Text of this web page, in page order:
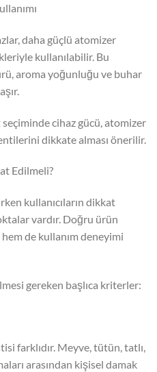
daha güçlü atomizer
kullanılabilir. Bu
aroma yoğunluğu ve buhar
seçiminde cihaz gücü, atomizer
dikkate alması önerilir.
Edilmeli?
kullanıcıların dikkat
vardır. Doğru ürün
de kullanım deneyimi
gereken başlıca kriterler:
farklıdır. Meyve, tütün, tatlı,
arasından kişisel damak